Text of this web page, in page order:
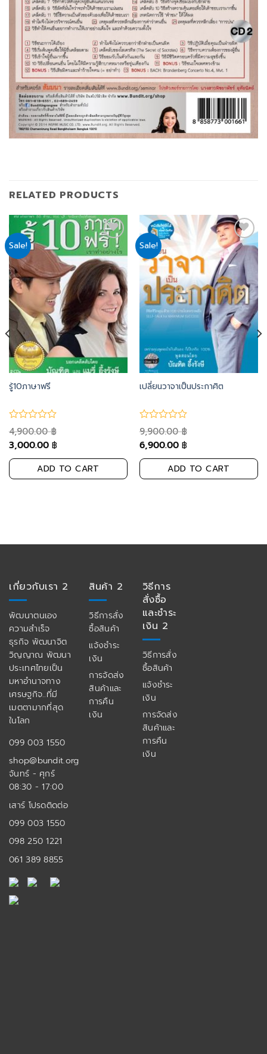
RELATED PRODUCTS
Sale!
Add
to
wishlist
รู้10ภาษาฟรี
4,900.00฿
3,000.00 ฿
ADD TO CART
Sale!
Add
to
wishlist
เปลี่ยนวาจาเป็นประกาศิต
9,900.00฿
6,900.00 ฿
ADD TO CART
เกี่ยวกับเรา 2
พัฒนาตนเอง
ความสำเร็จ
ธุรกิจ พัฒนาจิต
วิญญาณ พัฒนา
ประเทศไทยเป็น
มหาอำนาจทาง
เศรษฐกิจ..ที่มี
เมตตามากที่สุด
ในโลก
099 003 1550
shop@bundit.org
จันทร์ - ศุกร์
08:30 - 17:00
เสาร์ โปรดติดต่อ
099 003 1550
098 250 1221
061 389 8855
สินค้า 2
วิธีการสั่ง
ซื้อสินค้า
แจ้งชำระ
เงิน
การจัดส่ง
สินค้าและ
การคืน
เงิน
วิธีการ
สั่งซื้อ
และชำระ
เงิน 2
วิธีการสั่ง
ซื้อสินค้า
แจ้งชำระ
เงิน
การจัดส่ง
สินค้าและ
การคืน
เงิน